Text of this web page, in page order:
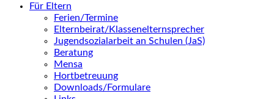
Für Eltern
Ferien/Termine
Elternbeirat/Klassenelternsprecher
Jugendsozialarbeit an Schulen (JaS)
Beratung
Mensa
Hortbetreuung
Downloads/Formulare